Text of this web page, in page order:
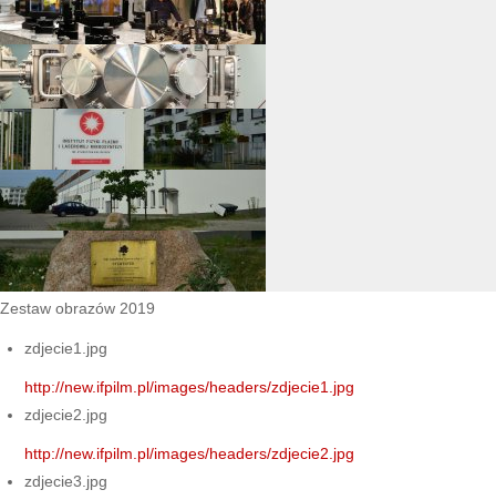
Zestaw obrazów 2019
zdjecie1.jpg
http://new.ifpilm.pl/images/headers/zdjecie1.jpg
zdjecie2.jpg
http://new.ifpilm.pl/images/headers/zdjecie2.jpg
zdjecie3.jpg